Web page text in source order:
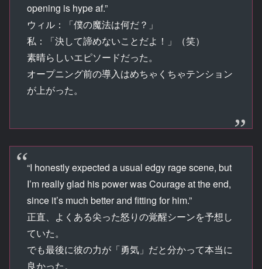
opening is hype af.”
ウィル：「僕の魔法は何だ？」
私：「決して諦めないことだよ！」（笑）
素晴らしいエピソードだった。
オープニング前の導入はめちゃくちゃテンション
が上がった。
“I honestly expected a usual edgy rage scene, but
I’m really glad his power was Courage at the end,
since it’s much better and fitting for him.”
正直、よくある尖った怒りの覚醒シーンを予想し
ていた。
でも最後に彼の力が「勇気」だと分かって本当に
良かった。